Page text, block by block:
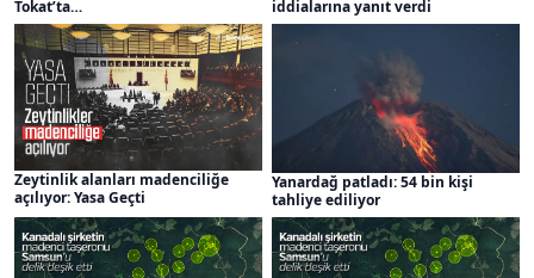
Tokat’ta…
iddialarına yanıt verdi
Zeytinlik alanları madenciliğe
açılıyor: Yasa Geçti
Yanardağ patladı: 54 bin kişi
tahliye ediliyor